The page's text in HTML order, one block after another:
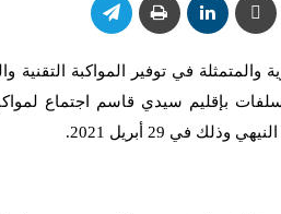
والمتمثلة في توفير المواكبة
سلفات بإقليم سيدي قاسم اجتماع
في 29 أبريل 2021.